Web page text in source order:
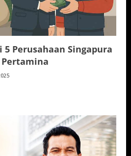
5 Perusahaan Singapura